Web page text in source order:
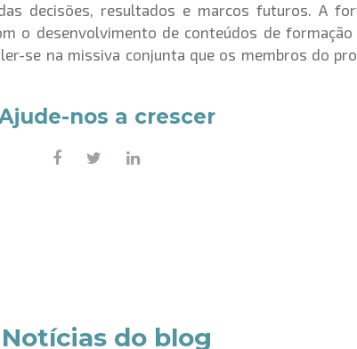
decisões, resultados e marcos futuros. A
o desenvolvimento de conteúdos de
se na missiva conjunta que os membros do
nos a crescer
Notícias do blog